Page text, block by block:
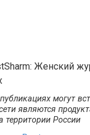
Женский
могут
являются
территории России